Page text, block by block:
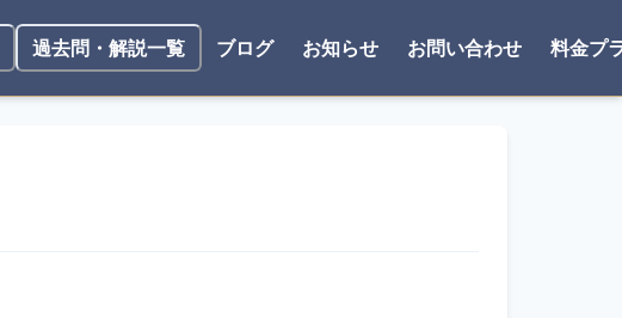
過去問・解説一覧 ブログ お知らせ お問い合わせ 料金プ